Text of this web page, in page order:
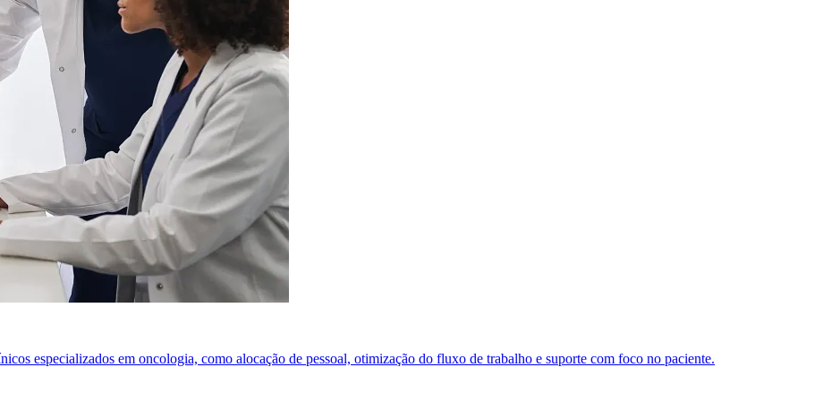
especializados em oncologia, como alocação de pessoal, otimização do fluxo de trabalho e suporte com foco no paciente.